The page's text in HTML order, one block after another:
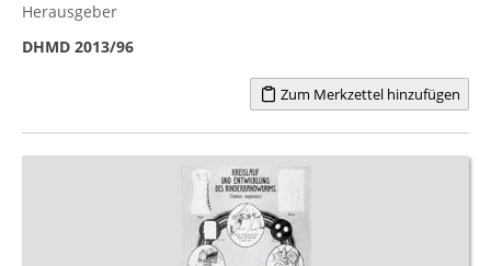
Herausgeber
DHMD 2013/96
Zum Merkzettel hinzufügen